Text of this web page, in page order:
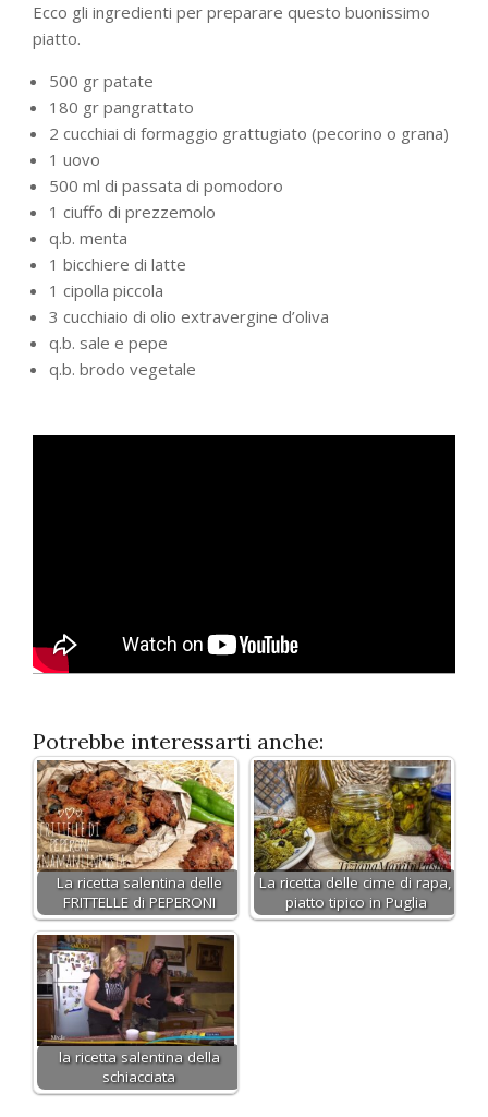
Ecco gli ingredienti per preparare questo buonissimo
piatto.
500 gr patate
180 gr pangrattato
2 cucchiai di formaggio grattugiato (pecorino o grana)
1 uovo
500 ml di passata di pomodoro
1 ciuffo di prezzemolo
q.b. menta
1 bicchiere di latte
1 cipolla piccola
3 cucchiaio di olio extravergine d’oliva
q.b. sale e pepe
q.b. brodo vegetale
Potrebbe interessarti anche:
La ricetta salentina delle
FRITTELLE di PEPERONI
La ricetta delle cime di rapa,
piatto tipico in Puglia
la ricetta salentina della
schiacciata